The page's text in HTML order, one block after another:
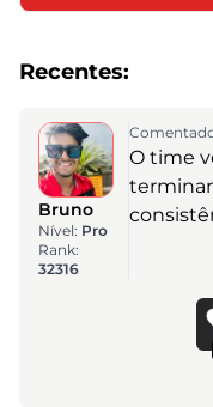
Recentes:
Bruno
Nível: Pro
Rank:
32316
O time
terminar